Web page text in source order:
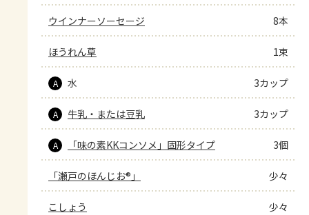
ウインナーソーセージ 8本
ほうれん草 1束
A 水 3カップ
A 牛乳・または豆乳 3カップ
A 「味の素KKコンソメ」固形タイプ 3個
「瀬戸のほんじお®」 少々
こしょう 少々